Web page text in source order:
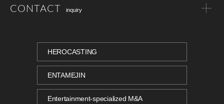
CONTACT inquiry
HEROCASTING
ENTAMEJIN
Entertainment-specialized M&A